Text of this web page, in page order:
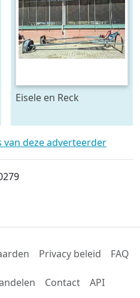
Eisele en Reck
kast 70 x 70 raam - beide
5 meter lang
van deze adverteerder
Privacy beleid FAQ
Contact API